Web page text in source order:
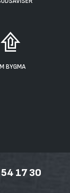
BYGMA
17 30